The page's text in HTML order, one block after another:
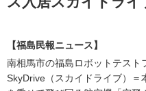
【福島民報ニュース】
南相馬市の福島ロボットテスト
SkyDrive（スカイドライブ）＝